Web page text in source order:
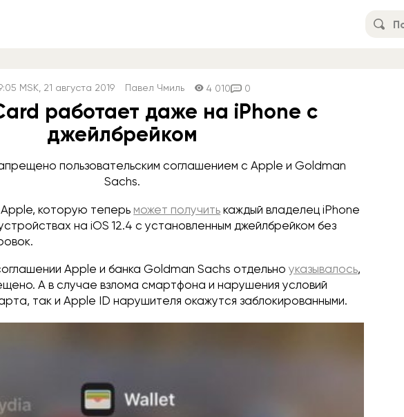
MSK, 21 августа 2019 Павел Чмиль 4 010 0
работает даже на iPhone с
джейлбрейком
пользовательским соглашением с Apple и Goldman
Sachs.
которую теперь может получить каждый владелец iPhone
на iOS 12.4 с установленным джейлбрейком без
Apple и банка Goldman Sachs отдельноуказывалось,
А в случае взлома смартфона и нарушения условий
так и Apple ID нарушителя окажутся заблокированными.